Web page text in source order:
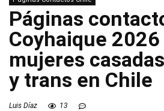
Páginas
Coyhaique
mujeres
y trans en Chile
Luis Díaz 13